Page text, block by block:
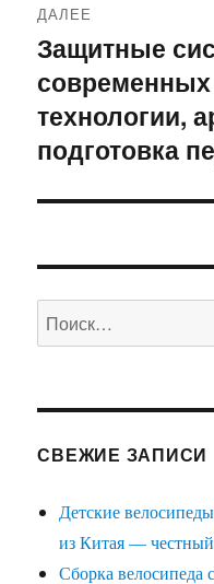
ДАЛЕЕ
Следующая
запись:
Защитные
технологии,
подготовка
Искать:
СВЕЖИЕ ЗАПИСИ
Детские
из Китая —
Сборка велосипеда